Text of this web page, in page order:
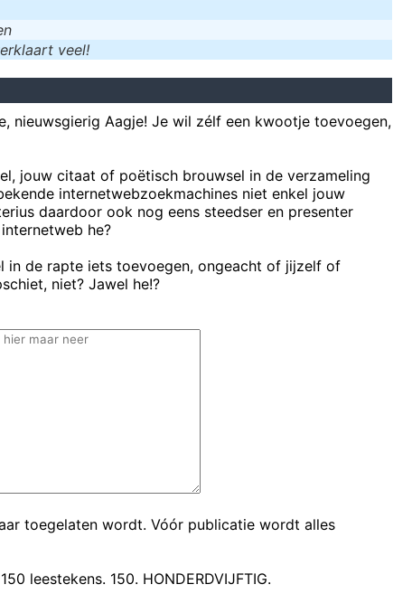
veel!
nieuwsgierig Aagje! Je wil zélf een kwootje toevoegen,
jouw citaat of poëtisch brouwsel in de verzameling
internetwebzoekmachines niet enkel jouw
daardoor ook nog eens steedser en presenter
he?
in de rapte iets toevoegen, ongeacht of jijzelf of
niet? Jawel he!?
toegelaten wordt. Vóór publicatie wordt alles
leestekens. 150. HONDERDVIJFTIG.